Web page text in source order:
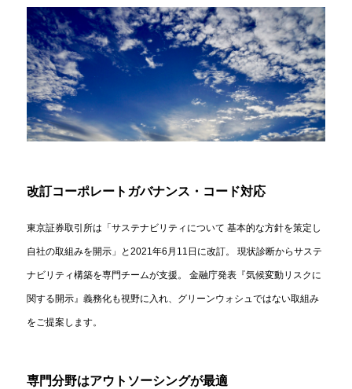
改訂コーポレートガバナンス・コード対応
東京証券取引所は「サステナビリティについて 基本的な方針を策定し
自社の取組みを開示」と2021年6月11日に改訂。 現状診断からサステ
ナビリティ構築を専門チームが支援。 金融庁発表『気候変動リスクに
関する開示』義務化も視野に入れ、グリーンウォシュではない取組み
をご提案します。
専門分野はアウトソーシングが最適